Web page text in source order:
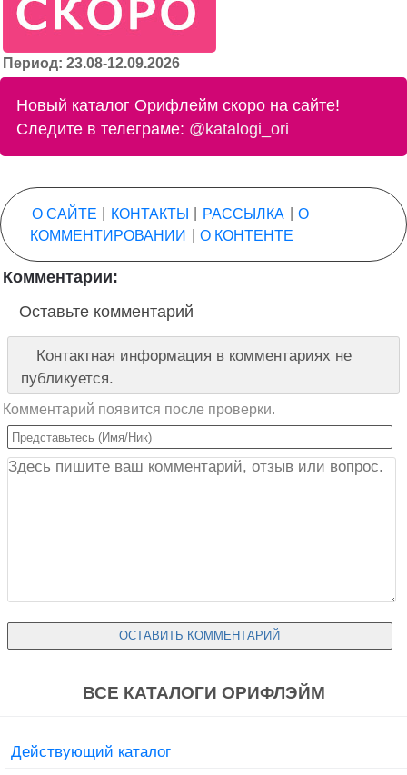
Период: 23.08-12.09.2026
Новый каталог Орифлейм скоро на сайте!
Следите в телеграме: @katalogi_ori
О САЙТЕ КОНТАКТЫ РАССЫЛКА
О
КОММЕНТИРОВАНИИ
О КОНТЕНТЕ
Комментарии:
Оставьте комментарий
Контактная информация в комментариях не
публикуется.
Комментарий появится после проверки.
ВСЕ КАТАЛОГИ ОРИФЛЭЙМ
Действующий каталог